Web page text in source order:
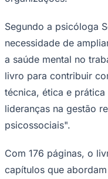
Corinthians
Segundo a psicóloga
necessidade de
a saúde mental no
livro para contribuir
técnica, ética e prática
lideranças na gestão
psicossociais".
Com 176 páginas, o
capítulos que